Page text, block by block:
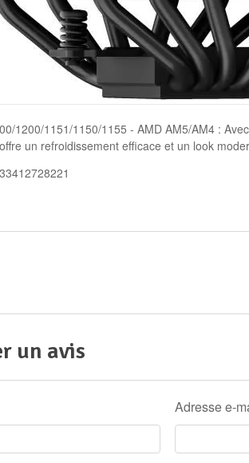
1200/1151/1150/1155 - AMD AM5/AM4 :
un refroidissement efficace et un look
un avis
Adresse e-